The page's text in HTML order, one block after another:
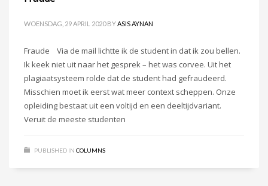
WOENSDAG, 29 APRIL 2020 BYASIS AYNAN
Fraude Via de mail lichtte ik de student in dat ik zou bellen.
Ik keek niet uit naar het gesprek – het was corvee. Uit het
plagiaatsysteem rolde dat de student had gefraudeerd.
Misschien moet ik eerst wat meer context scheppen. Onze
opleiding bestaat uit een voltijd en een deeltijdvariant.
Veruit de meeste studenten
PUBLISHED IN COLUMNS